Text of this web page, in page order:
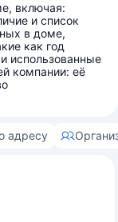
включая:
и список
в доме,
как год
использованные
компании: её
адресу